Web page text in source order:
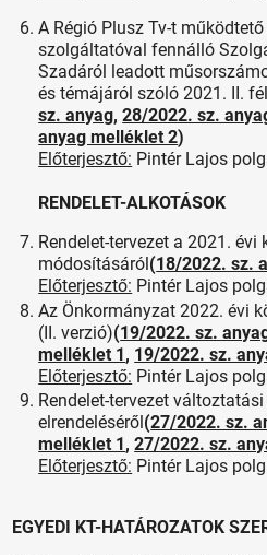
A Régió Plusz Tv-t
szolgáltatóval fennálló
Szadáról leadott
és témájáról szóló 2021. II.
sz. anyag,28/2022. sz.
anyag melléklet 2)
Előterjesztő: Pintér Lajos
RENDELET-ALKOTÁSOK
Rendelet-tervezet a 2021. évi
módosításáról(18/2022. sz.
Előterjesztő: Pintér Lajos
Az Önkormányzat 2022. évi
(II. verzió)(19/2022. sz.
melléklet 1, 19/2022. sz.
Előterjesztő: Pintér Lajos
Rendelet-tervezet
elrendeléséről (27/2022. sz.
melléklet 1 ,27/2022. sz.
Előterjesztő: Pintér Lajos
EGYEDI KT-HATÁROZATOK